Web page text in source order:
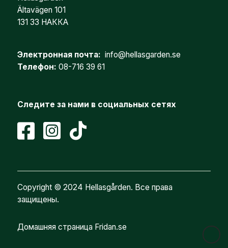
Ältavägen 101
131 33 НАККА
Электронная почта: info@hellasgarden.se
Телефон: 08-716 39 61
Следите за нами в социальных сетях
Copyright © 2024 Hellasgården. Все права
защищены.
Домашняя страница Fridan.se